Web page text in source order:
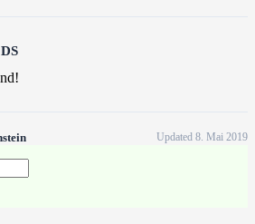
Updated 8. Mai 2019